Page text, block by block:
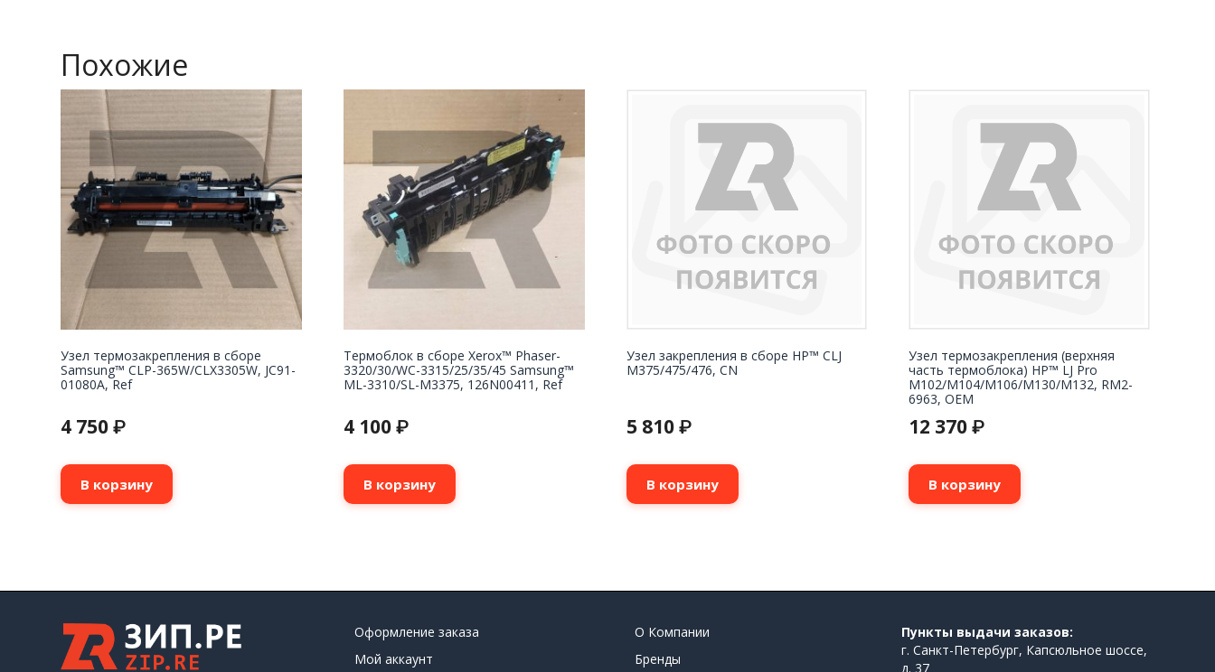
Похожие
Узел термозакрепления в сборе
Samsung™ CLP-365W/CLX3305W, JC91-
01080A, Ref
4 750 ₽
В корзину
Термоблок в сборе Xerox™ Phaser-
3320/30/WC-3315/25/35/45 Samsung™
ML-3310/SL-M3375, 126N00411, Ref
4 100 ₽
В корзину
Узел закрепления в сборе HP™ CLJ
М375/475/476, CN
5 810 ₽
В корзину
Узел термозакрепления (верхняя
часть термоблока) HP™ LJ Pro
M102/M104/M106/M130/M132, RM2-
6963, OEM
12 370₽
В корзину
Оформление заказа
Мой аккаунт
О Компании
Бренды
Пункты выдачи заказов:
г. Санкт-Петербург, Капсюльное шоссе,
д. 37